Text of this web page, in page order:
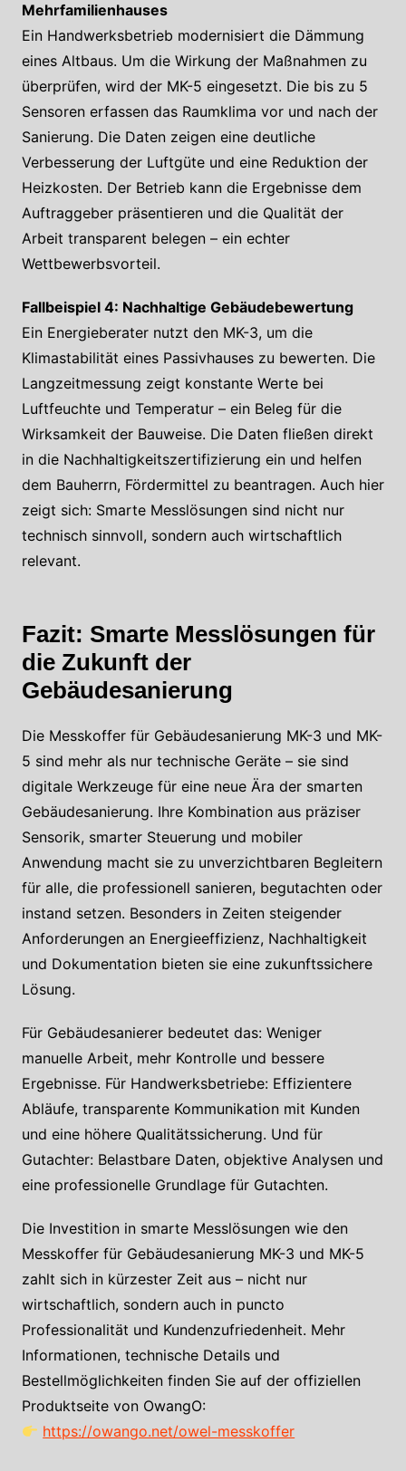
Mehrfamilienhauses
Ein Handwerksbetrieb modernisiert die Dämmung
eines Altbaus. Um die Wirkung der Maßnahmen zu
überprüfen, wird der MK-5 eingesetzt. Die bis zu 5
Sensoren erfassen das Raumklima vor und nach der
Sanierung. Die Daten zeigen eine deutliche
Verbesserung der Luftgüte und eine Reduktion der
Heizkosten. Der Betrieb kann die Ergebnisse dem
Auftraggeber präsentieren und die Qualität der
Arbeit transparent belegen – ein echter
Wettbewerbsvorteil.
Fallbeispiel 4: Nachhaltige Gebäudebewertung
Ein Energieberater nutzt den MK-3, um die
Klimastabilität eines Passivhauses zu bewerten. Die
Langzeitmessung zeigt konstante Werte bei
Luftfeuchte und Temperatur – ein Beleg für die
Wirksamkeit der Bauweise. Die Daten fließen direkt
in die Nachhaltigkeitszertifizierung ein und helfen
dem Bauherrn, Fördermittel zu beantragen. Auch hier
zeigt sich: Smarte Messlösungen sind nicht nur
technisch sinnvoll, sondern auch wirtschaftlich
relevant.
Fazit: Smarte Messlösungen für
die Zukunft der
Gebäudesanierung
Die Messkoffer für Gebäudesanierung MK-3 und MK-
5 sind mehr als nur technische Geräte – sie sind
digitale Werkzeuge für eine neue Ära der smarten
Gebäudesanierung. Ihre Kombination aus präziser
Sensorik, smarter Steuerung und mobiler
Anwendung macht sie zu unverzichtbaren Begleitern
für alle, die professionell sanieren, begutachten oder
instand setzen. Besonders in Zeiten steigender
Anforderungen an Energieeffizienz, Nachhaltigkeit
und Dokumentation bieten sie eine zukunftssichere
Lösung.
Für Gebäudesanierer bedeutet das: Weniger
manuelle Arbeit, mehr Kontrolle und bessere
Ergebnisse. Für Handwerksbetriebe: Effizientere
Abläufe, transparente Kommunikation mit Kunden
und eine höhere Qualitätssicherung. Und für
Gutachter: Belastbare Daten, objektive Analysen und
eine professionelle Grundlage für Gutachten.
Die Investition in smarte Messlösungen wie den
Messkoffer für Gebäudesanierung MK-3 und MK-5
zahlt sich in kürzester Zeit aus – nicht nur
wirtschaftlich, sondern auch in puncto
Professionalität und Kundenzufriedenheit. Mehr
Informationen, technische Details und
Bestellmöglichkeiten finden Sie auf der offiziellen
Produktseite von OwangO:
https://owango.net/owel-messkoffer